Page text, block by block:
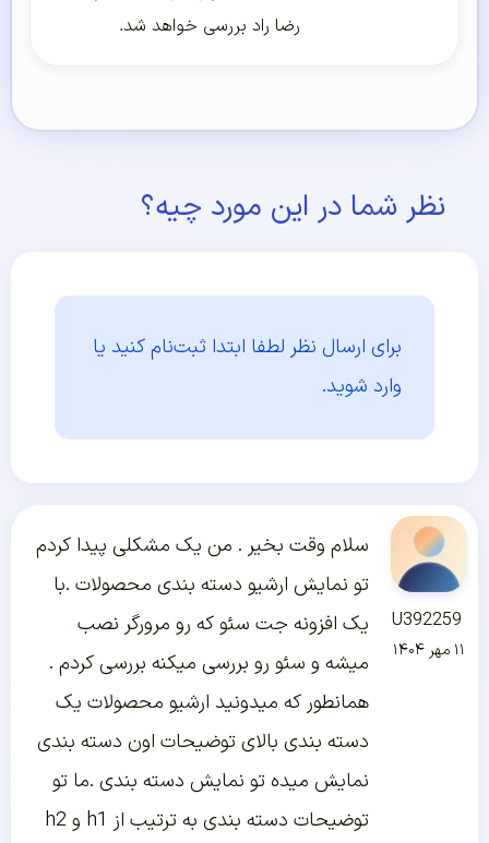
رضا راد بررسی خواهد شد.
نظر شما در این مورد چیه؟
برای ارسال نظر لطفا ابتدا ثبت‌نام کنید یا
وارد شوید.
U392259
۱۱ مهر ۱۴۰۴
سلام وقت بخیر . من یک مشکلی پیدا کردم
تو نمایش ارشیو دسته بندی محصولات .با
یک افزونه جت سئو که رو مرورگر نصب
میشه و سئو رو بررسی میکنه بررسی کردم .
همانطور که میدونید ارشیو محصولات یک
دسته بندی بالای توضیحات اون دسته بندی
نمایش میده تو نمایش دسته بندی .ما تو
توضیحات دسته بندی به ترتیب از h1 و h2